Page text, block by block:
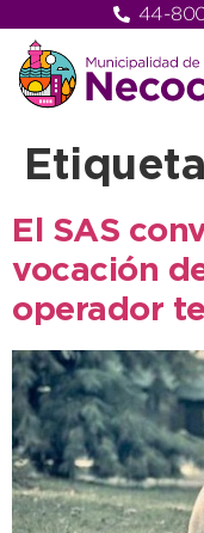
44-
El SAS
vocación
operador